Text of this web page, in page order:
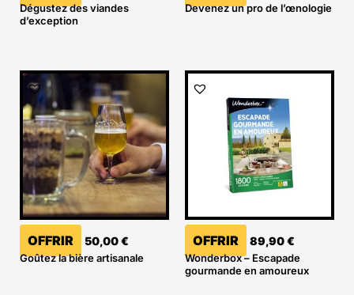
Dégustez des viandes
d’exception
Devenez un pro de l’œnologie
OFFRIR 50,00€
Goûtez la bière artisanale
OFFRIR 89,90€
Wonderbox – Escapade
gourmande en amoureux